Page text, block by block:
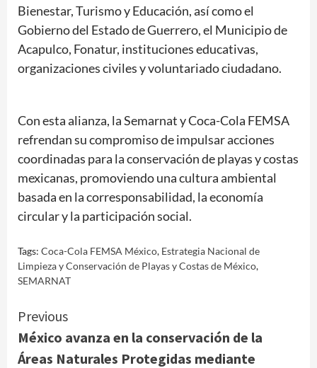
Bienestar, Turismo y Educación, así como el
Gobierno del Estado de Guerrero, el Municipio de
Acapulco, Fonatur, instituciones educativas,
organizaciones civiles y voluntariado ciudadano.
Con esta alianza, la Semarnat y Coca-Cola FEMSA
refrendan su compromiso de impulsar acciones
coordinadas para la conservación de playas y costas
mexicanas, promoviendo una cultura ambiental
basada en la corresponsabilidad, la economía
circular y la participación social.
Tags: Coca-Cola FEMSA México, Estrategia Nacional de
Limpieza y Conservación de Playas y Costas de México,
SEMARNAT
Continue
Reading
Previous
México avanza en la conservación de la
Áreas Naturales Protegidas mediante